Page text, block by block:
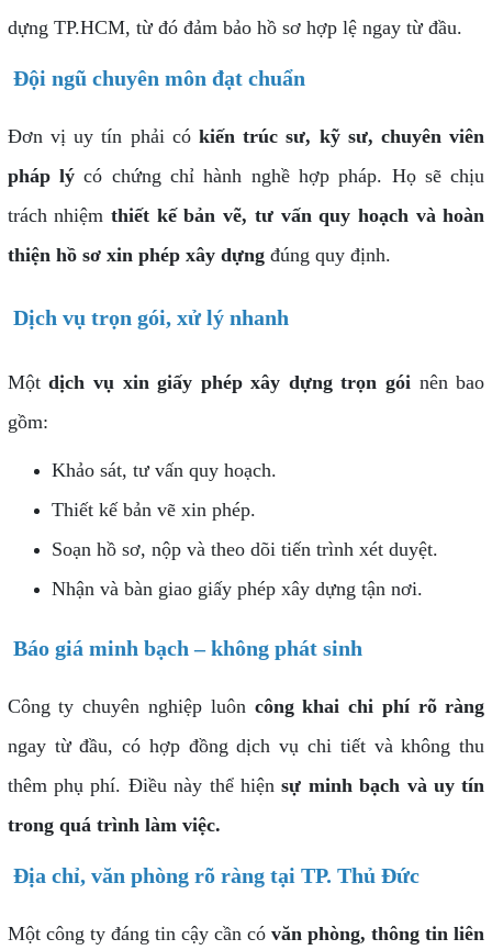
dựng TP.HCM, từ đó đảm bảo hồ sơ hợp lệ ngay từ đầu.
Đội ngũ chuyên môn đạt chuẩn
Đơn vị uy tín phải có kiến trúc sư, kỹ sư, chuyên viên
pháp lý có chứng chỉ hành nghề hợp pháp. Họ sẽ chịu
trách nhiệmthiết kế bản vẽ, tư vấn quy hoạch và hoàn
thiện hồ sơ xin phép xây dựngđúng quy định.
Dịch vụ trọn gói, xử lý nhanh
Mộtdịch vụ xin giấy phép xây dựng trọn gói nên bao
gồm:
Khảo sát, tư vấn quy hoạch.
Thiết kế bản vẽ xin phép.
Soạn hồ sơ, nộp và theo dõi tiến trình xét duyệt.
Nhận và bàn giao giấy phép xây dựng tận nơi.
Báo giá minh bạch – không phát sinh
Công ty chuyên nghiệp luôn công khai chi phí rõ ràng
ngay từ đầu, có hợp đồng dịch vụ chi tiết và không thu
thêm phụ phí. Điều này thể hiệnsự minh bạch và uy tín
trong quá trình làm việc.
Địa chỉ, văn phòng rõ ràng tại TP. Thủ Đức
Một công ty đáng tin cậy cần cóvăn phòng, thông tin liên